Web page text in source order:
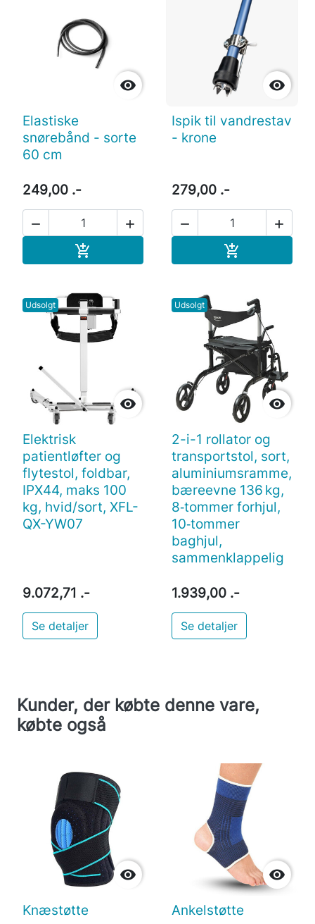

Elastiske
snørebånd - sorte
60 cm
249,00 .-
 


Ispik til vandrestav
- krone
279,00 .-
 

Udsolgt

Elektrisk
patientløfter og
flytestol, foldbar,
IPX44, maks 100
kg, hvid/sort, XFL-
QX-YW07
9.072,71 .-
Se detaljer
Udsolgt

2-i-1 rollator og
transportstol, sort,
aluminiumsramme,
bæreevne 136 kg,
8‑tommer forhjul,
10‑tommer
baghjul,
sammenklappelig
1.939,00 .-
Se detaljer
Kunder, der købte denne vare,
købte også

Knæstøtte

Ankelstøtte